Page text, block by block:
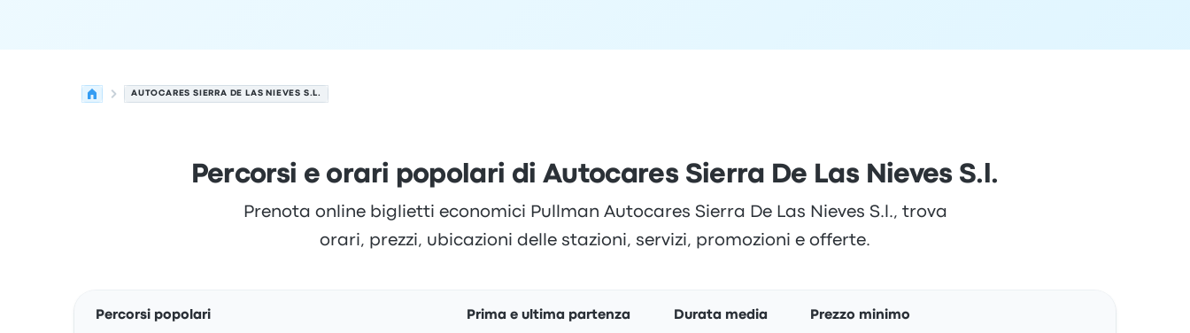
AUTOCARES SIERRA DE LAS NIEVES S.L.
Percorsi e orari popolari di Autocares Sierra De Las Nieves S.l.
Prenota online biglietti economici Pullman Autocares Sierra De Las Nieves S.l., trova
orari, prezzi, ubicazioni delle stazioni, servizi, promozioni e offerte.
Percorsi popolari Prima e ultima partenza Durata media Prezzo minimo